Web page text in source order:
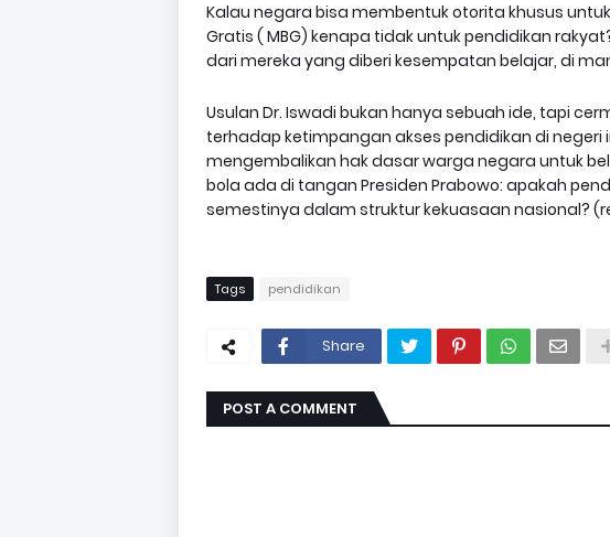
Kalau negara bisa membentuk otorita khusus
Gratis ( MBG) kenapa tidak untuk pendidikan
dari mereka yang diberi kesempatan belajar, di
Usulan Dr. Iswadi bukan hanya sebuah ide, tapi
terhadap ketimpangan akses pendidikan di negeri
mengembalikan hak dasar warga negara untuk
bola ada di tangan Presiden Prabowo: apakah
semestinya dalam struktur kekuasaan nasional?
Tags pendidikan
Share
POST A COMMENT